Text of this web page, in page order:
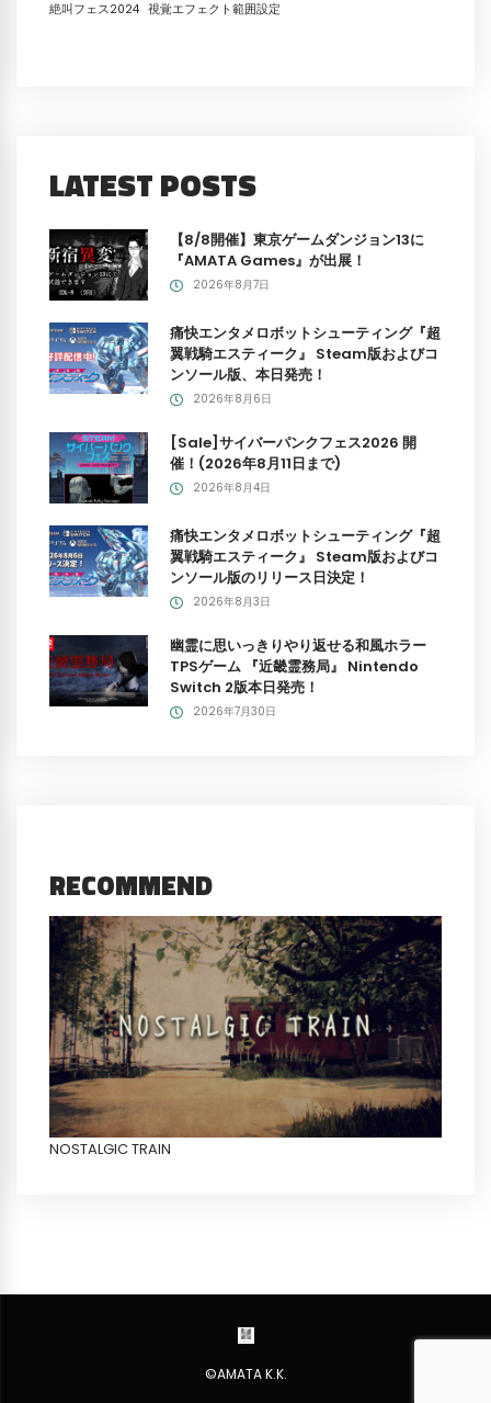
絶叫フェス2024 視覚エフェクト範囲設定
LATEST POSTS
【8/8開催】東京ゲームダンジョン13に
『AMATA Games』が出展！
2026年8月7日
痛快エンタメロボットシューティング『超
翼戦騎エスティーク』 Steam版およびコ
ンソール版、本日発売！
2026年8月6日
[Sale]サイバーパンクフェス2026 開
催！(2026年8月11日まで)
2026年8月4日
痛快エンタメロボットシューティング『超
翼戦騎エスティーク』 Steam版およびコ
ンソール版のリリース日決定！
2026年8月3日
幽霊に思いっきりやり返せる和風ホラー
TPSゲーム 『近畿霊務局』 Nintendo
Switch 2版本日発売！
2026年7月30日
RECOMMEND
NOSTALGIC TRAIN
©AMATA K.K.